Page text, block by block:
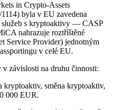
in Crypto-Assets
byla v EU zavedena
služeb s kryptoaktivy — CASP
nahrazuje roztříštěné
Service Provider) jednotným
v celé EU.
závislosti na druhu činnosti:
kryptoaktiv, směna kryptoaktiv,
000 EUR.